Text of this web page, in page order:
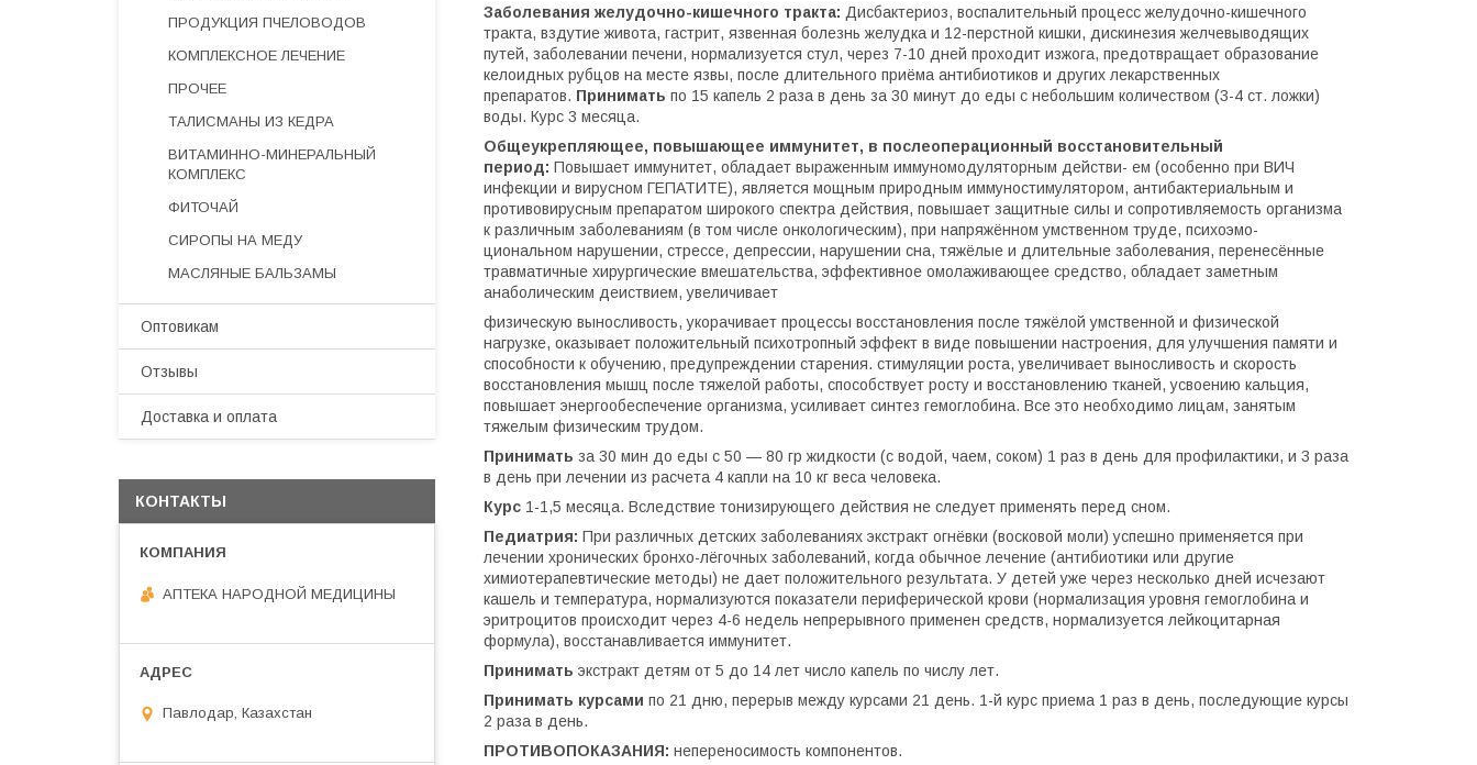
Заболевания желудочно-кишечного тракта: Дисбактериоз, воспалительный процесс желудочно-кишечного
тракта, вздутие живота, гастрит, язвенная болезнь желудка и 12-перстной кишки, дискинезия желчевыводящих
путей, заболевании печени, нормализуется стул, через 7-10 дней проходит изжога, предотвращает образование
келоидных рубцов на месте язвы, после длительного приёма антибиотиков и других лекарственных
препаратов. Принимать по 15 капель 2 раза в день за 30 минут до еды с небольшим количеством (3-4 ст. ложки)
воды. Курс 3 месяца.
Общеукрепляющее, повышающее иммунитет, в послеоперационный восстановительный
период: Повышает иммунитет, обладает выраженным иммуномодуляторным действи- ем (особенно при ВИЧ
инфекции и вирусном ГЕПАТИТЕ), является мощным природным иммуностимулятором, антибактериальным и
противовирусным препаратом широкого спектра действия, повышает защитные силы и сопротивляемость организма
к различным заболеваниям (в том числе онкологическим), при напряжённом умственном труде, психоэмо-
циональном нарушении, стрессе, депрессии, нарушении сна, тяжёлые и длительные заболевания, перенесённые
травматичные хирургические вмешательства, эффективное омолаживающее средство, обладает заметным
анаболическим деиствием, увеличивает
физическую выносливость, укорачивает процессы восстановления после тяжёлой умственной и физической
нагрузке, оказывает положительный психотропный эффект в виде повышении настроения, для улучшения памяти и
способности к обучению, предупреждении старения. стимуляции роста, увеличивает выносливость и скорость
восстановления мышц после тяжелой работы, способствует росту и восстановлению тканей, усвоению кальция,
повышает энергообеспечение организма, усиливает синтез гемоглобина. Все это необходимо лицам, занятым
тяжелым физическим трудом.
Принимать за 30 мин до еды с 50 — 80 гр жидкости (с водой, чаем, соком) 1 раз в день для профилактики, и 3 раза
в день при лечении из расчета 4 капли на 10 кг веса человека.
Курс 1-1,5 месяца. Вследствие тонизирующего действия не следует применять перед сном.
Педиатрия: При различных детских заболеваниях экстракт огнёвки (восковой моли) успешно применяется при
лечении хронических бронхо-лёгочных заболеваний, когда обычное лечение (антибиотики или другие
химиотерапевтические методы) не дает положительного результата. У детей уже через несколько дней исчезают
кашель и температура, нормализуются показатели периферической крови (нормализация уровня гемоглобина и
эритроцитов происходит через 4-6 недель непрерывного применен средств, нормализуется лейкоцитарная
формула), восстанавливается иммунитет.
Принимать экстракт детям от 5 до 14 лет число капель по числу лет.
Принимать курсами по 21 дню, перерыв между курсами 21 день. 1-й курс приема 1 раз в день, последующие курсы
2 раза в день.
ПРОТИВОПОКАЗАНИЯ: непереносимость компонентов.
ПРОДУКЦИЯ ПЧЕЛОВОДОВ
КОМПЛЕКСНОЕ ЛЕЧЕНИЕ
ПРОЧЕЕ
ТАЛИСМАНЫ ИЗ КЕДРА
ВИТАМИННО-МИНЕРАЛЬНЫЙ
КОМПЛЕКС
ФИТОЧАЙ
СИРОПЫ НА МЕДУ
МАСЛЯНЫЕ БАЛЬЗАМЫ
Оптовикам
Отзывы
Доставка и оплата
КОНТАКТЫ
АПТЕКА НАРОДНОЙ МЕДИЦИНЫ
Павлодар, Казахстан